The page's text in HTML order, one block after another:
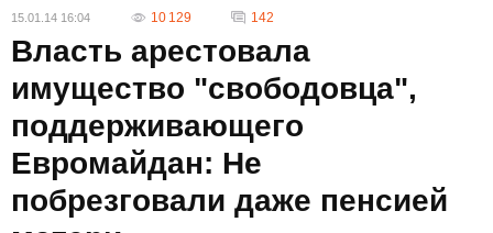
15.01.14 16:04 10 129 142
Власть арестовала
имущество "свободовца",
поддерживающего
Евромайдан: Не
побрезговали даже пенсией